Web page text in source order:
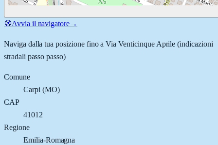
🧭Avvia il navigatore→
Naviga dalla tua posizione fino aVia Venticinque Aprile (indicazioni
stradali passo passo)
Comune
Carpi (MO)
CAP
41012
Regione
Emilia-Romagna